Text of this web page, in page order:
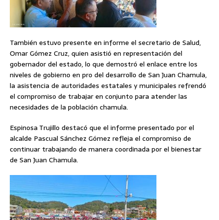
También estuvo presente en informe el secretario de Salud,
Omar Gómez Cruz, quien asistió en representación del
gobernador del estado, lo que demostró el enlace entre los
niveles de gobierno en pro del desarrollo de San Juan Chamula,
la asistencia de autoridades estatales y municipales refrendó
el compromiso de trabajar en conjunto para atender las
necesidades de la población chamula.
Espinosa Trujillo destacó que el informe presentado por el
alcalde Pascual Sánchez Gómez refleja el compromiso de
continuar trabajando de manera coordinada por el bienestar
de San Juan Chamula.